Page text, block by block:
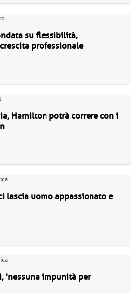
su flessibilità,
professionale
Hamilton potrà correre con i
lascia uomo appassionato e
'nessuna impunità per